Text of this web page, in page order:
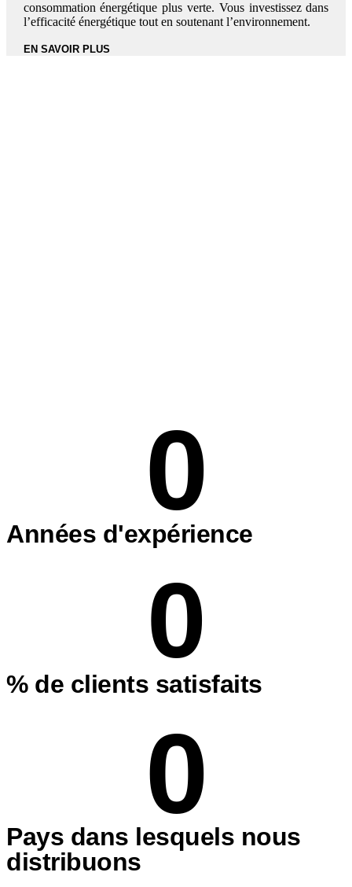
consommation énergétique plus verte. Vous investissez dans
l’efficacité énergétique tout en soutenant l’environnement.
EN SAVOIR PLUS
0
Années d'expérience
0
% de clients satisfaits
0
Pays dans lesquels nous
distribuons